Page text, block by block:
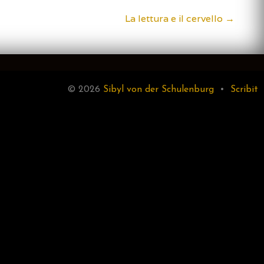
La lettura e il cervello →
© 2026 Sibyl von der Schulenburg • Scribit